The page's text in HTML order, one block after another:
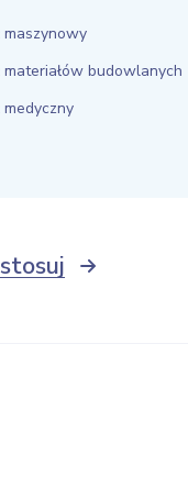
maszynowy
materiałów budowlanych
medyczny